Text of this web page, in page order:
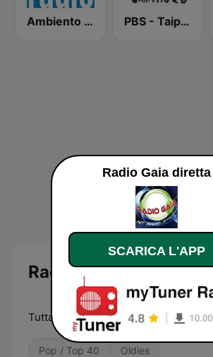
Ambiento Radio PBS - Taipei Sub-Station
Radio Gaia diretta
Tutta la migliore musica della tua vita
Pop / Top 40 Oldies
Radio Gaia diretta
SCARICA L'APP